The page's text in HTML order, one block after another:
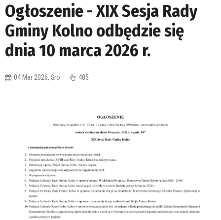
Ogłoszenie - XIX Sesja Rady
Gminy Kolno odbędzie się
dnia 10 marca 2026 r.
04 Mar 2026, Śro 485